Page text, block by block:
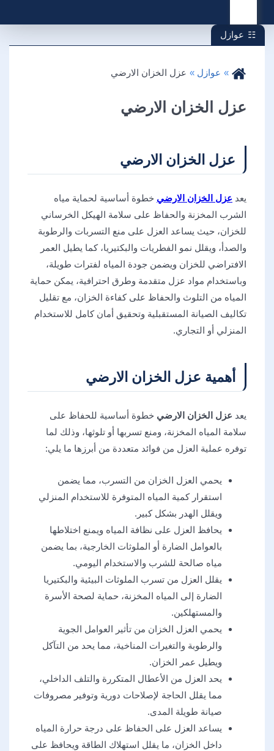
القائمة
عوازل
عوازل عزل الخزان الارضي
عزل الخزان الارضي
عزل الخزان الارضي
يعد عزل الخزان الارضي خطوة أساسية لحماية مياه
الشرب المخزنة والحفاظ على سلامة الهيكل الخرساني
للخزان، حيث يساعد العزل على منع التسربات والرطوبة
والصدأ، ويقلل نمو الفطريات والبكتيريا، كما يطيل العمر
الافتراضي للخزان ويضمن جودة المياه لفترات طويلة،
وباستخدام مواد عزل متقدمة وطرق احترافية، يمكن حماية
المياه من التلوث والحفاظ على كفاءة الخزان، مع تقليل
تكاليف الصيانة المستقبلية وتحقيق أمان كامل للاستخدام
المنزلي أو التجاري.
أهمية عزل الخزان الارضي
يعد عزل الخزان الارضي خطوة أساسية للحفاظ على
سلامة المياه المخزنة، ومنع تسربها أو تلوثها، وذلك لما
توفره عملية العزل من فوائد متعددة من أبرزها ما يلي:
يحمي العزل الخزان من التسرب، مما يضمن
استقرار كمية المياه المتوفرة للاستخدام المنزلي
ويقلل الهدر بشكل كبير.
يحافظ العزل على نظافة المياه ويمنع اختلاطها
بالعوامل الضارة أو الملوثات الخارجية، بما يضمن
مياه صالحة للشرب والاستخدام اليومي.
يقلل العزل من تسرب الملوثات البيئية والبكتيريا
الضارة إلى المياه المخزنة، حماية لصحة الأسرة
والمستهلكين.
يحمي العزل الخزان من تأثير العوامل الجوية
والرطوبة والتغيرات المناخية، مما يحد من التآكل
ويطيل عمر الخزان.
يحد العزل من الأعطال المتكررة والتلف الداخلي،
مما يقلل الحاجة لإصلاحات دورية وتوفير مصروفات
صيانة طويلة المدى.
يساعد العزل على الحفاظ على درجة حرارة المياه
داخل الخزان، ما يقلل استهلاك الطاقة ويحافظ على